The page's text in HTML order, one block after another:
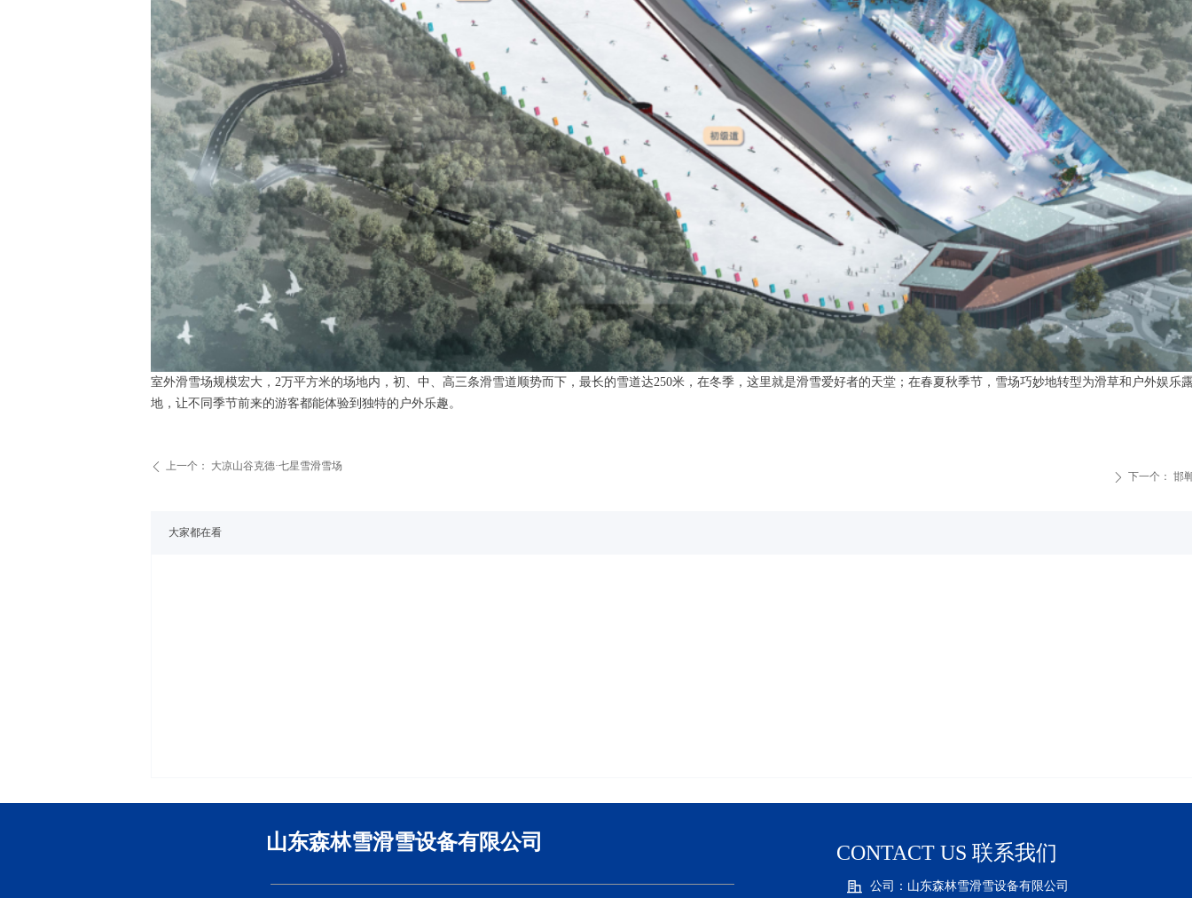
大家都在看
ꄴ 上一个： 大凉山谷克德·七星雪滑雪场
ꄲ 下一个： 邯
室外滑雪场规模宏大，2万平方米的场地内，初、中、高三条滑雪道顺势而下，最长的雪道达250米，在冬季，这里就是滑雪爱好者的天堂；在春夏秋季节，雪场巧妙地转型为滑草和户外娱乐
地，让不同季节前来的游客都能体验到独特的户外乐趣。
山东森林雪滑雪设备有限公司 CONTACT US 联系我们
公司： 山东森林雪滑雪设备有限公司